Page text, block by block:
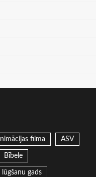
filma ASV
Bībele
lūgšanu gads